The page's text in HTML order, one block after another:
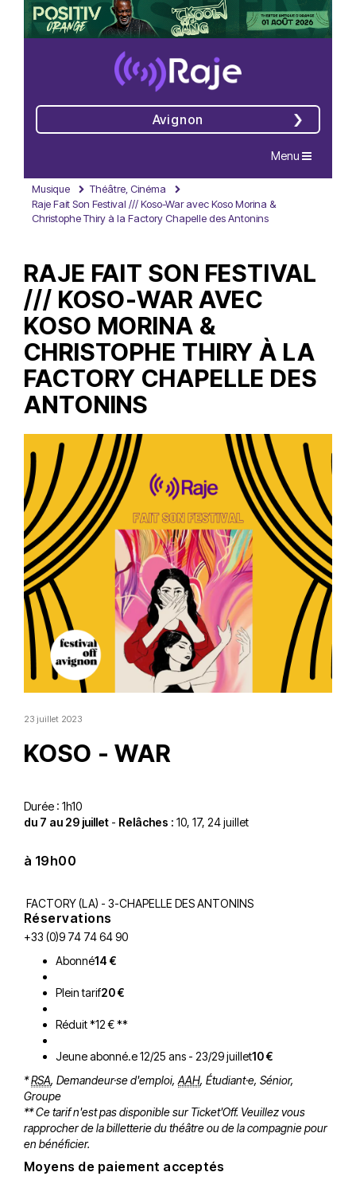
Avignon
Navigation
Menu
Musique
Théâtre, Cinéma
Raje Fait Son Festival /// Koso-War avec Koso Morina &
Christophe Thiry à la Factory Chapelle des Antonins
RAJE FAIT SON FESTIVAL
/// KOSO-WAR AVEC
KOSO MORINA &
CHRISTOPHE THIRY À LA
FACTORY CHAPELLE DES
ANTONINS
23 juillet 2023
KOSO - WAR
Durée : 1h10
du 7 au 29 juillet - Relâches : 10, 17, 24 juillet
à 19h00
FACTORY (LA) - 3-CHAPELLE DES ANTONINS
Réservations
+33 (0)9 74 74 64 90
Abonné14 €
Plein tarif20 €
Réduit *12 € **
Jeune abonné.e 12/25 ans - 23/29 juillet10 €
*RSA, Demandeur·se d'emploi, AAH, Étudiant·e, Sénior,
Groupe
** Ce tarif n'est pas disponible sur Ticket'Off. Veuillez vous
rapprocher de la billetterie du théâtre ou de la compagnie pour
en bénéficier.
Moyens de paiement acceptés